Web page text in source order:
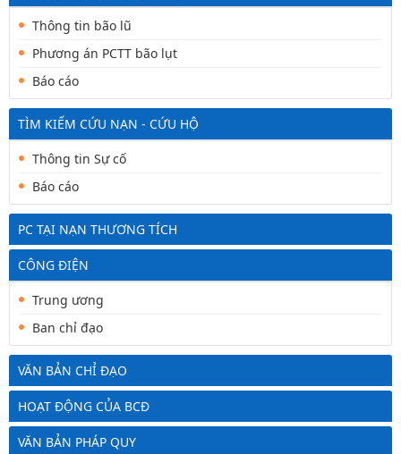
Thông tin bão lũ
Phương án PCTT bão lụt
Báo cáo
TÌM KIẾM CỨU NẠN - CỨU HỘ
Thông tin Sự cố
Báo cáo
PC TẠI NẠN THƯƠNG TÍCH
CÔNG ĐIỆN
Trung ương
Ban chỉ đạo
VĂN BẢN CHỈ ĐẠO
HOẠT ĐỘNG CỦA BCĐ
VĂN BẢN PHÁP QUY